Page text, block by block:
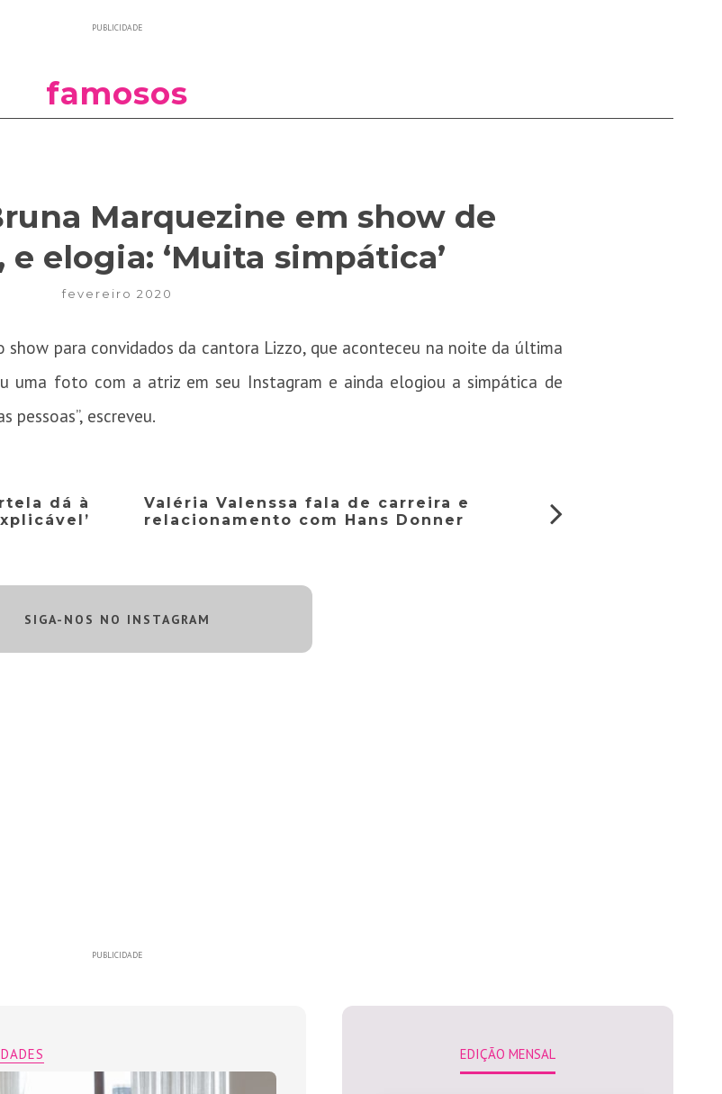
PUBLICIDADE
famosos
Marquezine em show de
e elogia: ‘Muita simpática’
fevereiro 2020
para convidados da cantora Lizzo, que aconteceu na noite da última
uma foto com a atriz em seu Instagram e ainda elogiou a simpática de
escreveu.
dá à
Valéria Valenssa fala de carreira e
relacionamento com Hans Donner
SIGA-NOS NO INSTAGRAM
PUBLICIDADE
EDIÇÃO MENSAL